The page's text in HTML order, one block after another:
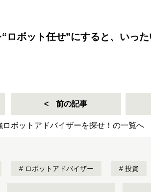
ロボット任せ”にすると、いっ
前の記事
ロボットアドバイザーを探せ！の一覧へ
ロボットアドバイザー 投資